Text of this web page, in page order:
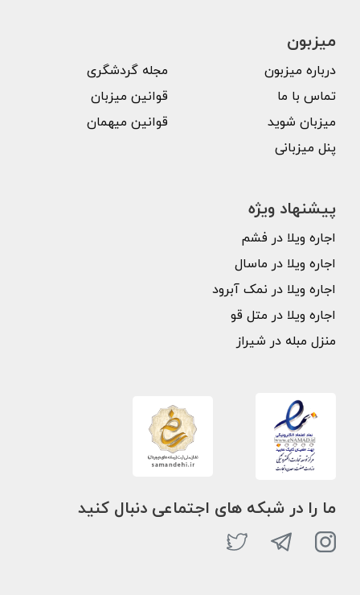
میزبون
درباره میزبون
تماس با ما
میزبان شوید
پنل میزبانی
مجله گردشگری
قوانین میزبان
قوانین میهمان
پیشنهاد ویژه
اجاره ویلا در فشم
اجاره ویلا در ماسال
اجاره ویلا در نمک آبرود
اجاره ویلا در متل قو
منزل مبله در شیراز
ما را در شبکه های اجتماعی دنبال کنید